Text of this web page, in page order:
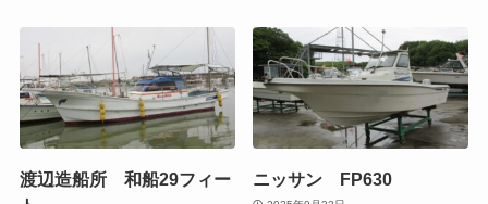
渡辺造船所 和船29フィー
ニッサン FP630